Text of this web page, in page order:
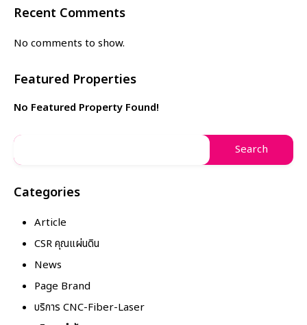
Recent Comments
No comments to show.
Featured Properties
No Featured Property Found!
Categories
Article
CSR คุณแผ่นดิน
News
Page Brand
บริการ CNC-Fiber-Laser